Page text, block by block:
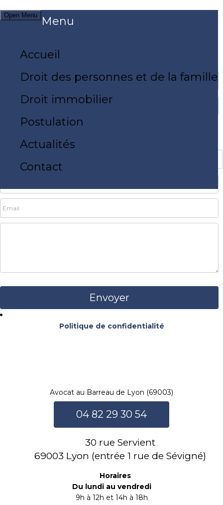
Open Menu Menu
Accueil
Droit des personnes et de la famille
Droit immobilier
Postulation
Actualités
Contact
04 82 29 30 54
Objet de votre demande
Politique de confidentialité
Avocat au Barreau de Lyon (69003)
04 82 29 30 54
30 rue Servient
69003 Lyon (entrée 1 rue de Sévigné)
Horaires
Du lundi au vendredi
9h à 12h et 14h à 18h